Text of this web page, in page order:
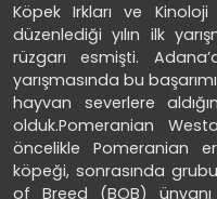
Köpek Irkları ve
düzenlediği yılın ilk
rüzgarı esmişti.
yarışmasında bu
hayvan severlere
olduk.Pomeranian
öncelikle Pomeranian
köpeği, sonrasında
of Breed (BOB)